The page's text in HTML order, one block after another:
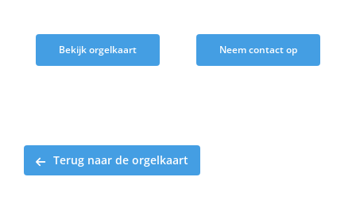
Bekijk orgelkaart Neem contact op
Terug naar de orgelkaart